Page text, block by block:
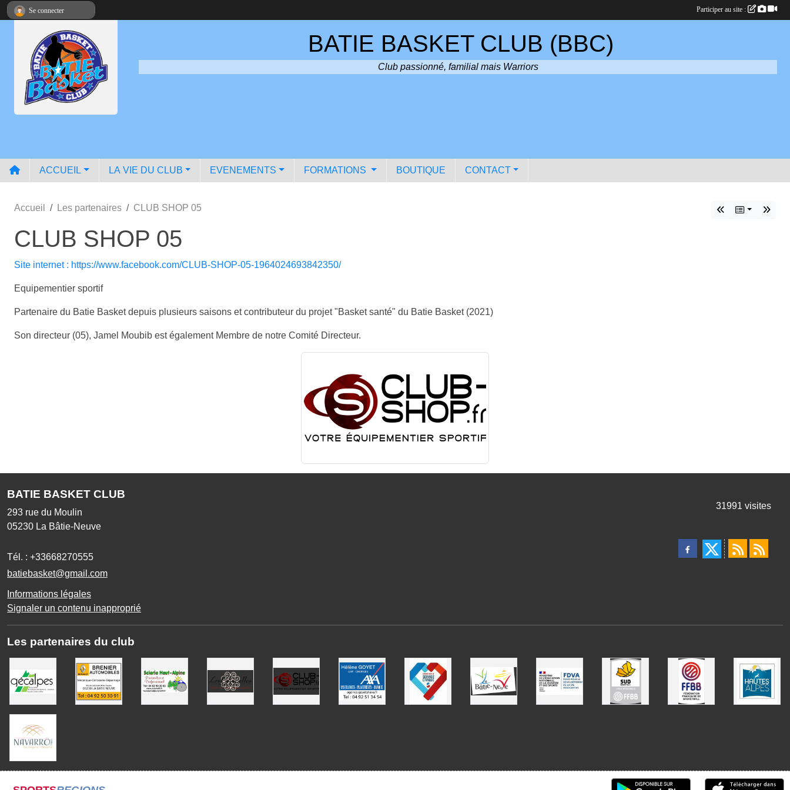
BATIE BASKET CLUB (BBC)
Club passionné, familial mais Warriors
ACCUEIL LA VIE DU CLUB EVENEMENTS FORMATIONS BOUTIQUE CONTACT
Accueil Les partenaires CLUB SHOP 05
CLUB SHOP 05
Site internet : https://www.facebook.com/CLUB-SHOP-05-1964024693842350/
Equipementier sportif
Partenaire du Batie Basket depuis plusieurs saisons et contributeur du projet "Basket santé" du Batie Basket (2021)
Son directeur (05), Jamel Moubib est également Membre de notre Comité Directeur.
BATIE BASKET CLUB
293 rue du Moulin
05230 La Bâtie-Neuve
Tél. : +33668270555
batiebasket@gmail.com
Informations légales
Signaler un contenu inapproprié
31991 visites
Les partenaires du club
Se connecter Participer au site :
Panneau de gestion des cookies